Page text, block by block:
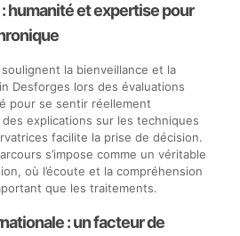
humanité et expertise pour
la bienveillance et la
Desforges lors des évaluations
pour se sentir réellement
explications sur les techniques
facilite la prise de décision.
s’impose comme un véritable
où l’écoute et la compréhension
que les traitements.
: un facteur de